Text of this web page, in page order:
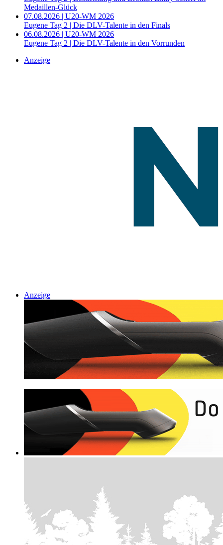
Medaillen-Glück
07.08.2026 | U20-WM 2026
Eugene Tag 2 | Die DLV-Talente in den Finals
06.08.2026 | U20-WM 2026
Eugene Tag 2 | Die DLV-Talente in den Vorrunden
Anzeige
Anzeige